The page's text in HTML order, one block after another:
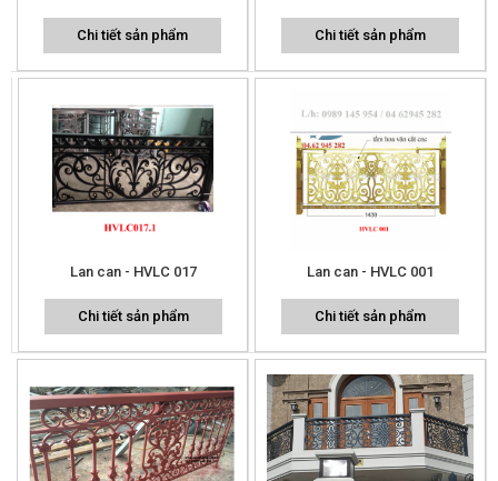
Chi tiết sản phẩm Chi tiết sản phẩm
Lan can - HVLC 017
Chi tiết sản phẩm
Lan can - HVLC 001
Chi tiết sản phẩm